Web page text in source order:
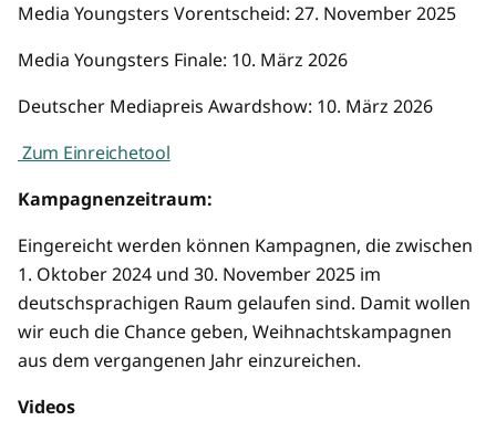
Media Youngsters Vorentscheid: 27. November 2025
Media Youngsters Finale: 10. März 2026
Deutscher Mediapreis Awardshow: 10. März 2026
Zum Einreichetool
Kampagnenzeitraum:
Eingereicht werden können Kampagnen, die zwischen
1. Oktober 2024 und 30. November 2025 im
deutschsprachigen Raum gelaufen sind. Damit wollen
wir euch die Chance geben, Weihnachtskampagnen
aus dem vergangenen Jahr einzureichen.
Videos